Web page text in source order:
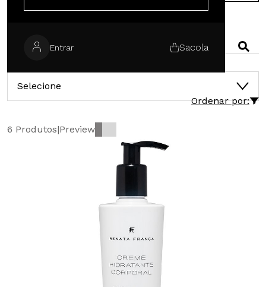
Entrar Sacola
Selecione
Ordenar por:
6 Produtos|Preview